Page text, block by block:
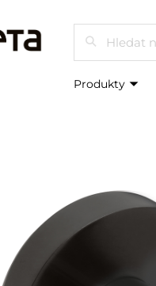
Hledat
Produkty